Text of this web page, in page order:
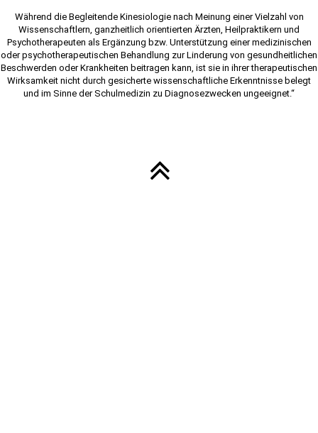
Während die Begleitende Kinesiologie nach Meinung einer Vielzahl von
Wissenschaftlern, ganzheitlich orientierten Ärzten, Heilpraktikern und
Psychotherapeuten als Ergänzung bzw. Unterstützung einer medizinischen
oder psychotherapeutischen Behandlung zur Linderung von gesundheitlichen
Beschwerden oder Krankheiten beitragen kann, ist sie in ihrer therapeutischen
Wirksamkeit nicht durch gesicherte wissenschaftliche Erkenntnisse belegt
und im Sinne der Schulmedizin zu Diagnosezwecken ungeeignet.“